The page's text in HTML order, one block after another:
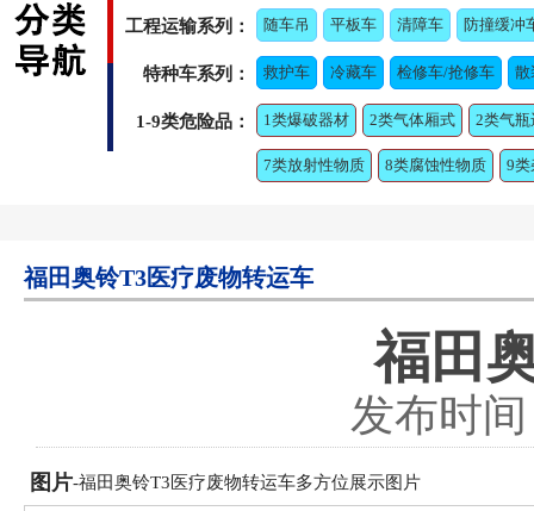
工程运输系列： 随车吊 平板车 清障车 防撞缓冲
特种车系列： 救护车 冷藏车 检修车/抢修车 散
1-9类危险品： 1类爆破器材 2类气体厢式 2类气
7类放射性物质 8类腐蚀性物质 9类
福田奥铃T3医疗废物转运车
福田
发布时
图片-福田奥铃T3医疗废物转运车多方位展示图片